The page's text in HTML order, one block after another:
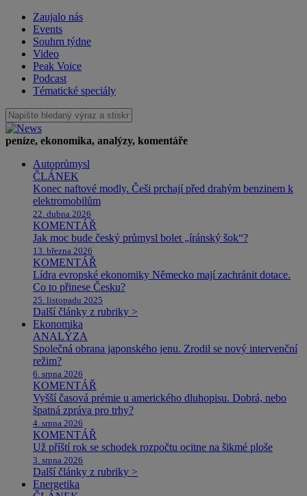
Zaujalo nás
Events
Souhrn týdne
Video
Peak Voice
Podcast
Tématické speciály
peníze, ekonomika, analýzy, komentáře
Autoprůmysl
ČLÁNEK
Konec naftové modly. Češi prchají před drahým benzinem k
elektromobilům
22. dubna 2026
KOMENTÁŘ
Jak moc bude český průmysl bolet „íránský šok“?
13. března 2026
KOMENTÁŘ
Lídra evropské ekonomiky Německo mají zachránit dotace.
Co to přinese Česku?
25. listopadu 2025
Další články z rubriky >
Ekonomika
ANALÝZA
Společná obrana japonského jenu. Zrodil se nový intervenční
režim?
6. srpna 2026
KOMENTÁŘ
Vyšší časová prémie u amerického dluhopisu. Dobrá, nebo
špatná zpráva pro trhy?
4. srpna 2026
KOMENTÁŘ
Už příští rok se schodek rozpočtu ocitne na šikmé ploše
3. srpna 2026
Další články z rubriky >
Energetika